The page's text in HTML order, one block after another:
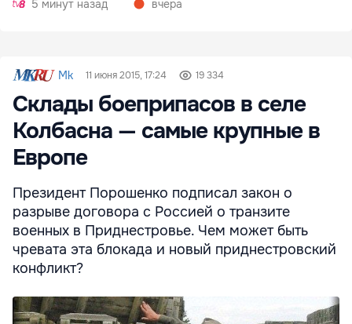
5 минут назад
вчера
Mk 11 июня 2015, 17:24 19 334
Склады боеприпасов в селе
Колбасна — самые крупные в
Европе
Президент Порошенко подписал закон о
разрыве договора с Россией о транзите
военных в Приднестровье. Чем может быть
чревата эта блокада и новый приднестровский
конфликт?